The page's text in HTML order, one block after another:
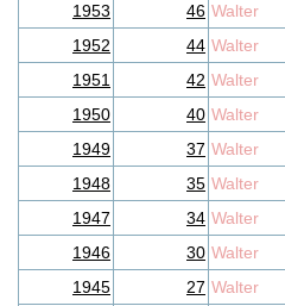
1953
46 Walter
1952
44 Walter
1951
42 Walter
1950
40 Walter
1949
37 Walter
1948
35 Walter
1947
34 Walter
1946
30 Walter
1945
27 Walter